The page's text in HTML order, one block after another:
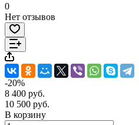
0
Нет отзывов
-20%
8 400 руб.
10 500 руб.
В корзину